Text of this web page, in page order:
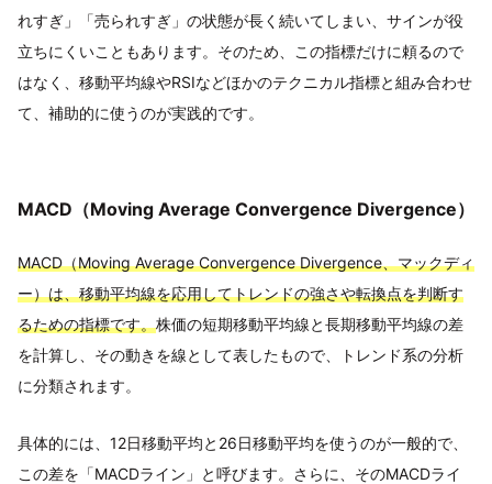
れすぎ」「売られすぎ」の状態が長く続いてしまい、サインが役
立ちにくいこともあります。そのため、この指標だけに頼るので
はなく、移動平均線やRSIなどほかのテクニカル指標と組み合わせ
て、補助的に使うのが実践的です。
MACD（Moving Average Convergence Divergence）
MACD（Moving Average Convergence Divergence、マックディ
ー）は、移動平均線を応用してトレンドの強さや転換点を判断す
るための指標です。株価の短期移動平均線と長期移動平均線の差
を計算し、その動きを線として表したもので、トレンド系の分析
に分類されます。
具体的には、12日移動平均と26日移動平均を使うのが一般的で、
この差を「MACDライン」と呼びます。さらに、そのMACDライ